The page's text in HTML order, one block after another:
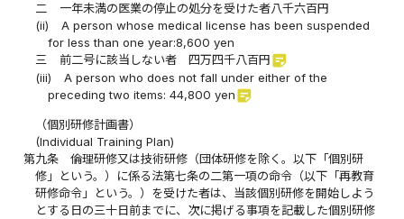
二
一年未満の医業の停止の処分を受けた者八千六百円
(ii)
A person whose medical license has been suspended
for less than one year:8,600 yen
三
前二号に該当しない者 四万四千八百円sticky_note_2
(iii)
A person who does not fall under either of the
preceding two items: 44,800 yensticky_note_2
（個別研修計画書）
(Individual Training Plan)
第九条
倫理研修又は技術研修（団体研修を除く。以下「個別研
修」という。）に係る法第七条の二第一項の命令（以下「再教育
研修命令」という。）を受けた者は、当該個別研修を開始しよう
とする日の三十日前までに、次に掲げる事項を記載した個別研修